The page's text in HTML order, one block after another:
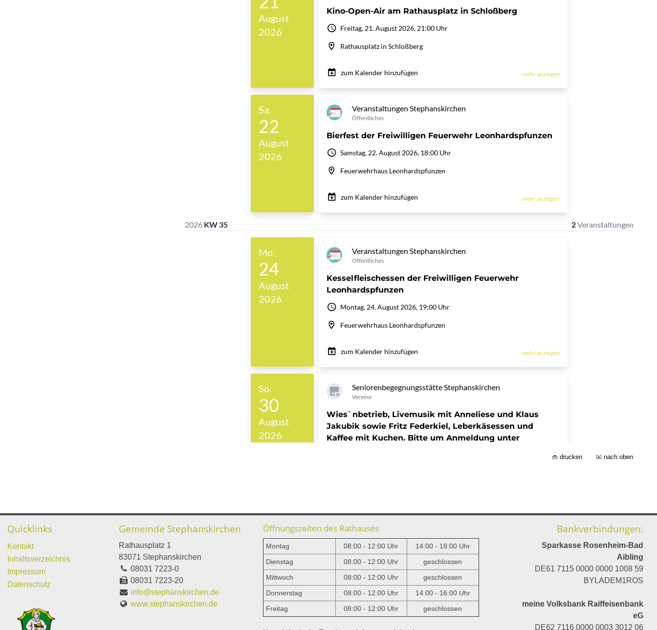
drucken nach oben
Quicklinks
Kontakt
Inhaltsverzeichnis
Impressum
Datenschutz
Gemeinde Stephanskirchen
Rathausplatz 1
83071 Stephanskirchen
08031 7223-0
08031 7223-20
info@stephanskirchen.de
www.stephanskirchen.de
Öffnungszeiten des Rathauses
Montag 08:00 - 12:00 Uhr
14:00 - 18:00 Uhr
Dienstag
08:00 - 12:00 Uhr
geschlossen
Mittwoch
08:00 - 12:00 Uhr
geschlossen
Donnerstag
08:00 - 12:00 Uhr
14:00 - 16:00 Uhr
Freitag
08:00 - 12:00 Uhr geschlossen
Bankverbindungen:
Sparkasse Rosenheim-Bad
Aibling
DE61 7115 0000 0000 1008 59
BYLADEM1ROS
meine Volksbank Raiffeisenbank
eG
DE62 7116 0000 0003 3012 06